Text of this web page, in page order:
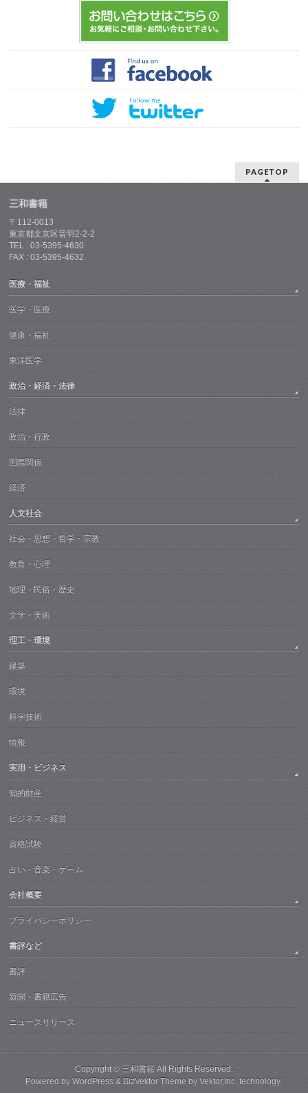
PAGETOP
三和書籍
〒112-0013
東京都文京区音羽2-2-2
TEL : 03-5395-4630
FAX : 03-5395-4632
医療・福祉
医学・医療
健康・福祉
東洋医学
政治・経済・法律
法律
政治・行政
国際関係
経済
人文社会
社会・思想・哲学・宗教
教育・心理
地理・民俗・歴史
文学・美術
理工・環境
建築
環境
科学技術
情報
実用・ビジネス
知的財産
ビジネス・経営
資格試験
占い・音楽・ゲーム
会社概要
プライバシーポリシー
書評など
書評
新聞・書籍広告
ニュースリリース
Copyright © 三和書籍All Rights Reserved.
Powered byWordPress & BizVektor Theme byVektor,Inc. technology.